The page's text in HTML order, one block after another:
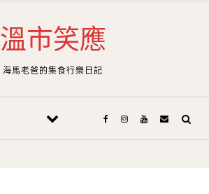
溫市笑應
海馬老爸的集食行樂日記